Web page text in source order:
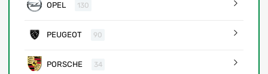
OPEL 130
PEUGEOT 90
PORSCHE 34